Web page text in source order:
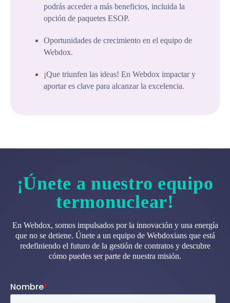
podrás acceder a más beneficios, incluida la
opción de paquetes ESOP.
Oportunidades de crecimiento en el equipo de
Webdox.
¡Que triunfen las ideas! En Webdox impactar y
aportar es clave para alcanzar la excelencia.
¡Únete a nuestro equipo
termonuclear!
En Webdox, somos impulsados por la innovación y una energía
que no se detiene. Únete a un equipo de Webdoxians que está
redefiniendo el futuro de la gestión de contratos y descubre
cómo puedes ser parte de nuestra misión.